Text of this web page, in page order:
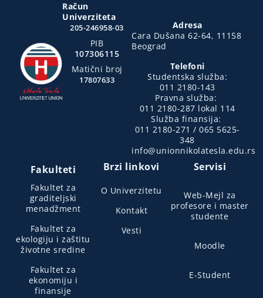
Račun
Univerziteta
205-246958-03
PIB
107306115
Matični broj
17807633
Adresa
Cara Dušana 62-64, 11158
Beograd
Telefoni
Studentska služba:
011 2180-143
Pravna služba:
011 2180-287 lokal 114
Služba finansija:
011 2180-271 / 065 5625-
348
info@unionnikolatesla.edu.rs
Fakulteti
Fakultet za
graditeljski
menadžment
Fakultet za
ekologiju i zaštitu
životne sredine
Fakultet za
ekonomiju i
finansije
Brzi linkovi
O Univerzitetu
Kontakt
Vesti
Servisi
Web-Mejl za
profesore i master
studente
Moodle
E-Student